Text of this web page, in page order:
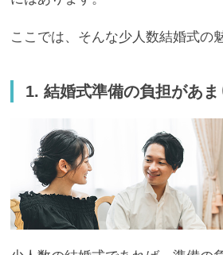
ここでは、そんな少人数結婚式の
1. 結婚式準備の負担があま